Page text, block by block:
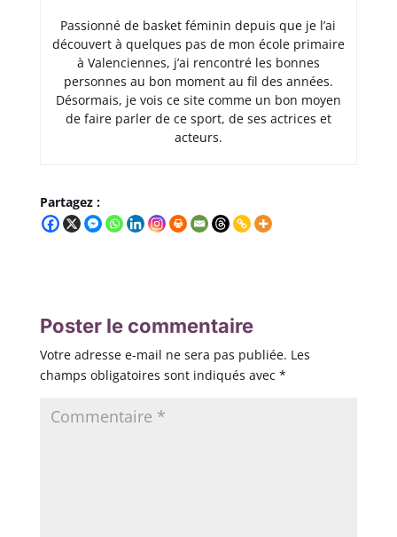
Passionné de basket féminin depuis que je l’ai
découvert à quelques pas de mon école primaire
à Valenciennes, j’ai rencontré les bonnes
personnes au bon moment au fil des années.
Désormais, je vois ce site comme un bon moyen
de faire parler de ce sport, de ses actrices et
acteurs.
Partagez :
Poster le commentaire
Votre adresse e-mail ne sera pas publiée. Les
champs obligatoires sont indiqués avec *